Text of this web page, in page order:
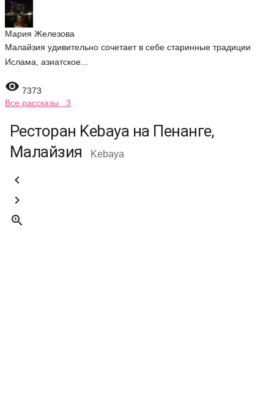
Мария Железова
Малайзия удивительно сочетает в себе старинные традиции
Ислама, азиатское...
 7373
Все рассказы 3
Ресторан Kebaya на Пенанге,
Малайзия
Kebaya


